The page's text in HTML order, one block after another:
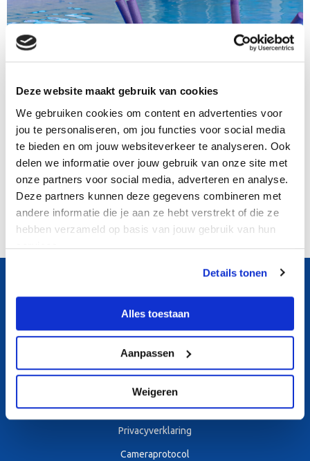
Deze website maakt gebruik van cookies
We gebruiken cookies om content en advertenties voor
jou te personaliseren, om jou functies voor social media
te bieden en om jouw websiteverkeer te analyseren. Ook
delen we informatie over jouw gebruik van onze site met
onze partners voor social media, adverteren en analyse.
Deze partners kunnen deze gegevens combineren met
andere informatie die je aan ze hebt verstrekt of die ze
hebben verzameld op basis van jouw gebruik van hun
services.
Details tonen
Alles toestaan
Aanpassen
Weigeren
Delen
Terug naar het overzicht
Algemene voorwaarden
Algemene huisregels
Privacyverklaring
Cameraprotocol